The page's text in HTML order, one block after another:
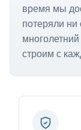
время мы
потеряли
строим с